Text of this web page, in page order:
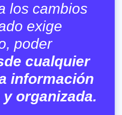
los cambios
exige
poder
cualquier
información
organizada.